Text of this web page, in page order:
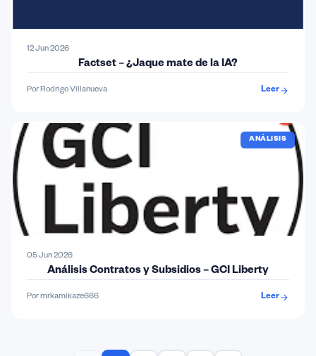
12 Jun 2026
Factset – ¿Jaque mate de la IA?
Por Rodrigo Villanueva Leer
ANÁLISIS
05 Jun 2026
Análisis Contratos y Subsidios – GCI Liberty
Por mrkamikaze666 Leer